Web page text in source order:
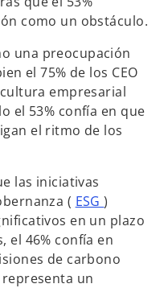
como un obstáculo.
una preocupación
el 75% de los CEO
empresarial
el 53% confía en que
el ritmo de los
las iniciativas
( ESG)
en un plazo
el 46% confía en
de carbono
un